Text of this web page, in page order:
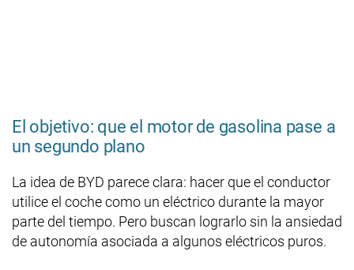
El objetivo: que el motor de gasolina pase a
un segundo plano
La idea de BYD parece clara: hacer que el conductor
utilice el coche como un eléctrico durante la mayor
parte del tiempo. Pero buscan lograrlo sin la ansiedad
de autonomía asociada a algunos eléctricos puros.